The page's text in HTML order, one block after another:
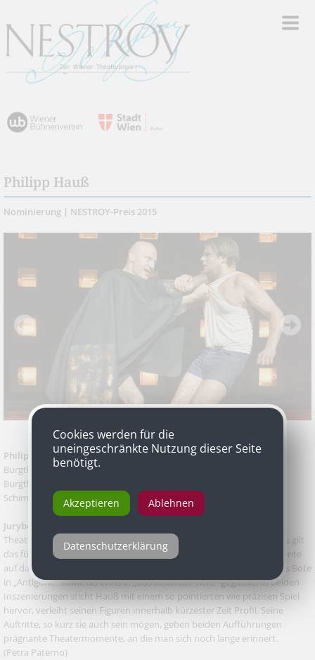
Philipp Hauß
Nominierung | NESTROY-Preis 2015
Philipp Haußals Bote in „Antigone“ von Sophokles, Fassung des
Burgtheaters nach einer Übertragung von Frank-Patrick Steckel,
Burgtheater und als Chris in „Das Reich der Tiere“ von Roland
Schimmelpfennig, Akademietheater
Jurybegründung
Theater lebt von der Unverwechselbarkeit seiner Akteure. Besonders gilt
das für Nebenrollen. In kurzer Bühnenzeit gilt es dabei, große Momente
auf das Podium zu bringen. Philipp Hauß ist das in dieser Spielzeit als Bote
in „Antigone“ sowie als Chris in „Das Reich der Tiere“ geglückt. In beiden
Inszenierungen sticht Hauß mit einem so pointierten wie präzisen Spiel
hervor, verleiht seinen Figuren innerhalb kürzester Zeit Profil. Seine
Auftritte, so kurz sie auch sein mögen, geben beiden Aufführungen
prägnante Theatermomente, an die man sich noch lange erinnert.
(Petra Paterno)
Cookies werden für die
uneingeschränkte Nutzung dieser Seite
benötigt.
Akzeptieren Ablehnen
Datenschutzerklärung